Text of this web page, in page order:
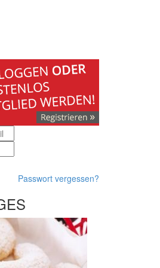
Passwort vergessen?